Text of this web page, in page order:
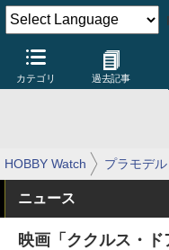
カテゴリ 過去記事
HOBBY Watch プラモデル
ニュース
映画「ククルス・